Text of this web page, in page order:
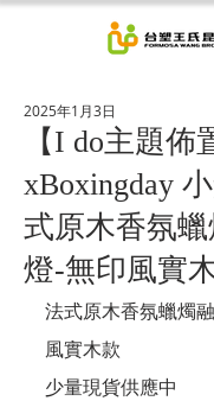
【I do主題佈
xBoxingday
式原木香氛
燈-無印風實
2025年1月3日
法式原木香氛蠟燭
風實木款
少量現貨供應中